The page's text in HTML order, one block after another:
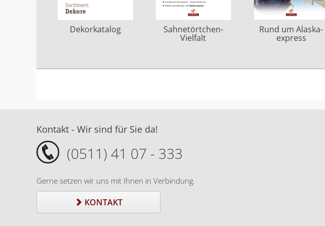
Dekorkatalog Sahnetörtchen-
Vielfalt
Rund um Alaska-
express
Kontakt - Wir sind für Sie da!
(0511) 41 07 - 333
Gerne setzen wir uns mit Ihnen in Verbindung.
KONTAKT